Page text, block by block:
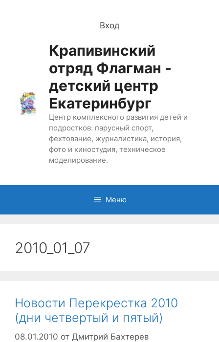
Вход
Крапивинский
отряд Флагман -
детский центр
Екатеринбург
Центр комплексного развития детей и
подростков: парусный спорт,
фехтование, журналистика, история,
фото и киностудия, техническое
моделирование.
Меню
2010_01_07
Новости Перекрестка 2010
(дни четвертый и пятый)
08.01.2010 от Дмитрий Бахтерев